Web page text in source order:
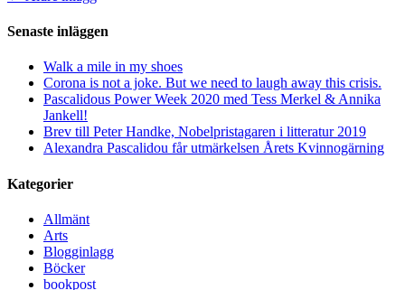
Senaste inläggen
Walk a mile in my shoes
Corona is not a joke. But we need to laugh away this crisis.
Pascalidous Power Week 2020 med Tess Merkel & Annika
Jankell!
Brev till Peter Handke, Nobelpristagaren i litteratur 2019
Alexandra Pascalidou får utmärkelsen Årets Kvinnogärning
Kategorier
Allmänt
Arts
Blogginlagg
Böcker
bookpost